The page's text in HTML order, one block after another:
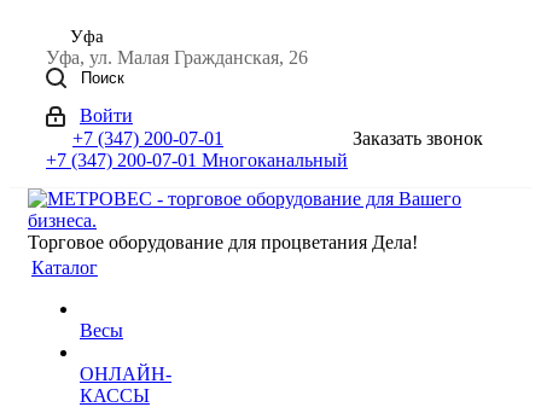
Уфа
Уфа, ул. Малая Гражданская, 26
Поиск
Войти
+7 (347) 200-07-01
+7 (347) 200-07-01 Многоканальный
Заказать звонок
Торговое оборудование для процветания Дела!
Каталог
Весы
ОНЛАЙН-
КАССЫ